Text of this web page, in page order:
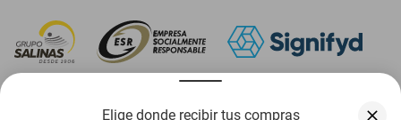
Elige donde recibir tus compras